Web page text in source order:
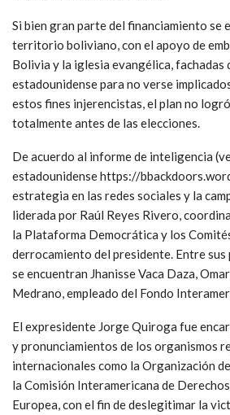
Si bien gran parte del financiamiento se
territorio boliviano, con el apoyo de
Bolivia y la iglesia evangélica, fachadas
estadounidense para no verse
estos fines injerencistas, el plan no
totalmente antes de las elecciones.
De acuerdo al informe de inteligencia
estadounidense https://
estrategia en las redes sociales y la
liderada por Raúl Reyes Rivero,
la Plataforma Democrática y los
derrocamiento del presidente. Entre
se encuentran Jhanisse Vaca Daza,
Medrano, empleado del Fondo
El expresidente Jorge Quiroga fue
y pronunciamientos de los organismos
internacionales como la Organización
la Comisión Interamericana de
Europea, con el fin de deslegitimar la